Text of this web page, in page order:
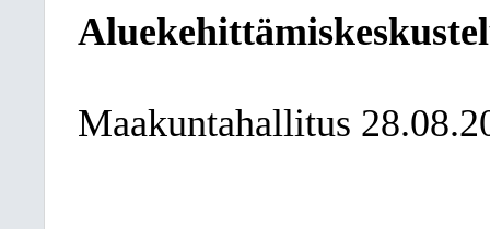
Maakuntahallitus